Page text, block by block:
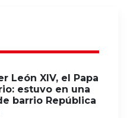
León XIV, el Papa
estuvo en una
barrio República